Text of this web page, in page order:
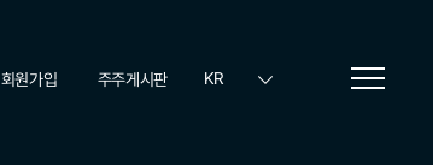
회원가입 주주게시판 KR